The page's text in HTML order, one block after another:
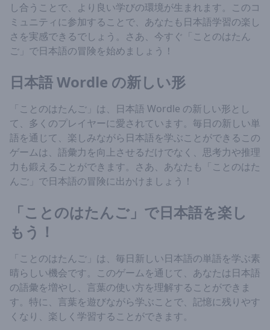
し合うことで、より良い学びの環境が生まれます。このコ
ミュニティに参加することで、あなたも日本語学習の楽し
さを実感できるでしょう。さあ、今すぐ「ことのはたん
ご」で日本語の冒険を始めましょう！
日本語 Wordle の新しい形
「ことのはたんご」は、日本語 Wordle の新しい形とし
て、多くのプレイヤーに愛されています。毎日の新しい単
語を通じて、楽しみながら日本語を学ぶことができるこの
ゲームは、語彙力を向上させるだけでなく、思考力や推理
力も鍛えることができます。さあ、あなたも「ことのはた
んご」で日本語の冒険に出かけましょう！
「ことのはたんご」で日本語を楽し
もう！
「ことのはたんご」は、毎日新しい日本語の単語を学ぶ素
晴らしい機会です。このゲームを通じて、あなたは日本語
の語彙を増やし、言葉の使い方を理解することができま
す。特に、言葉を遊びながら学ぶことで、記憶に残りやす
くなり、楽しく学習することができます。